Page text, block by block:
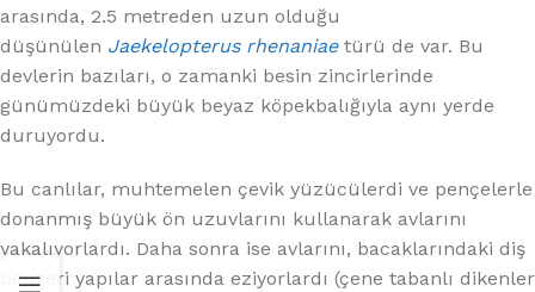
arasında, 2.5 metreden uzun olduğu
düşünülen Jaekelopterus rhenaniaetürü de var. Bu
devlerin bazıları, o zamanki besin zincirlerinde
günümüzdeki büyük beyaz köpekbalığıyla aynı yerde
duruyordu.
Bu canlılar, muhtemelen çevik yüzücülerdi ve pençelerle
donanmış büyük ön uzuvlarını kullanarak avlarını
yakalıyorlardı. Daha sonra ise avlarını, bacaklarındaki diş
benzeri yapılar arasında eziyorlardı (çene tabanlı dikenler